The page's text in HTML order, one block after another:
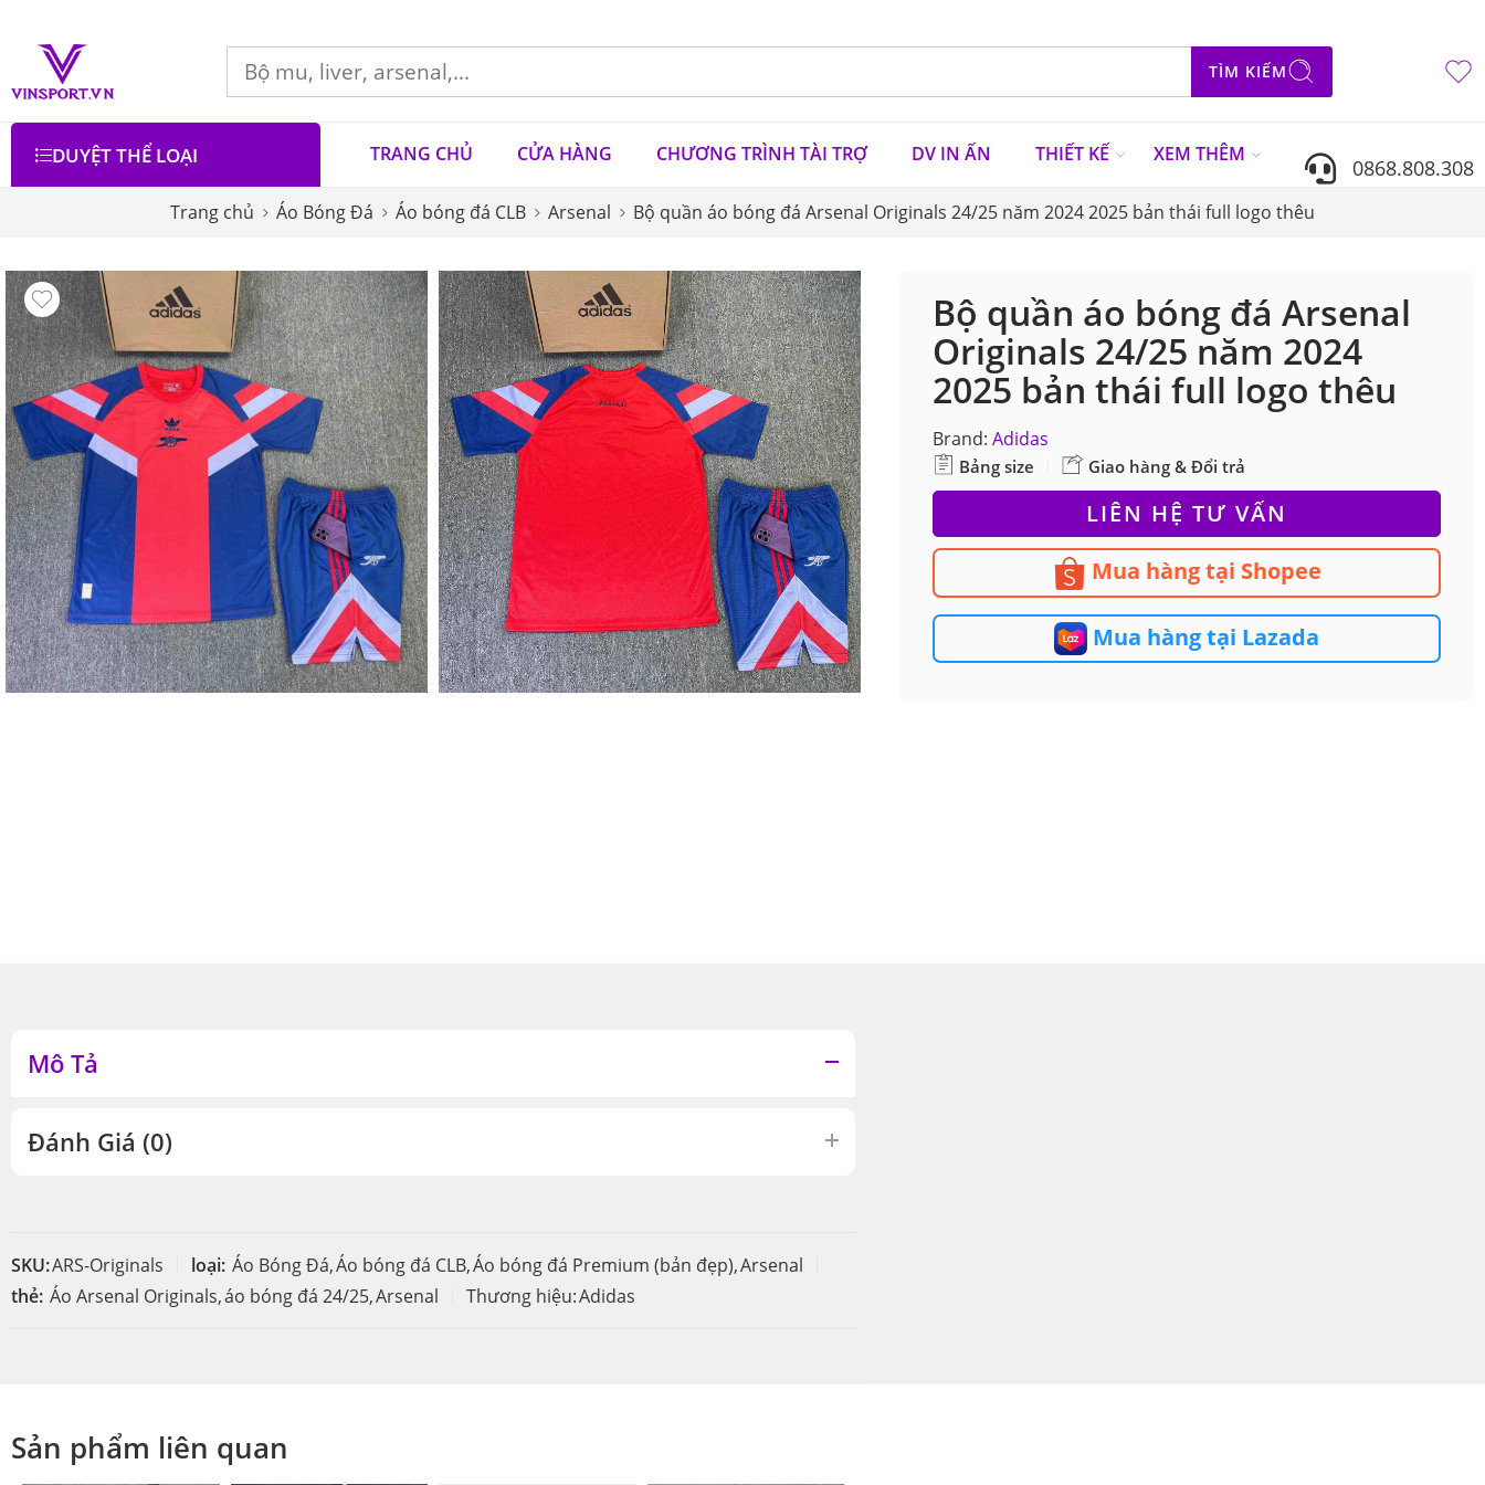
TÌM KIẾM
DUYỆT THỂ LOẠI TRANG CHỦ CỬA HÀNG CHƯƠNG TRÌNH TÀI TRỢ DV IN ẤN THIẾT KẾ XEM THÊM 0868.808.308
Trang chủ Áo Bóng Đá Áo bóng đá CLB Arsenal Bộ quần áo bóng đá Arsenal Originals 24/25 năm 2024 2025 bản thái full logo thêu
Bộ quần áo bóng đá Arsenal
Originals 24/25 năm 2024
2025 bản thái full logo thêu
Brand: Adidas
Bảng size Giao hàng & Đổi trả
LIÊN HỆ TƯ VẤN
Mua hàng tại Shopee
Mua hàng tại Lazada
Mô Tả
Đánh Giá (0)
SKU:ARS-Originals loại: Áo Bóng Đá,Áo bóng đá CLB,Áo bóng đá Premium (bản đẹp),Arsenal
thẻ: Áo Arsenal Originals,áo bóng đá 24/25,Arsenal Thương hiệu:Adidas
Sản phẩm liên quan